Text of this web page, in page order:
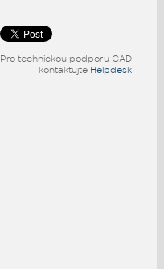
Pro technickou podporu CAD
kontaktujte Helpdesk